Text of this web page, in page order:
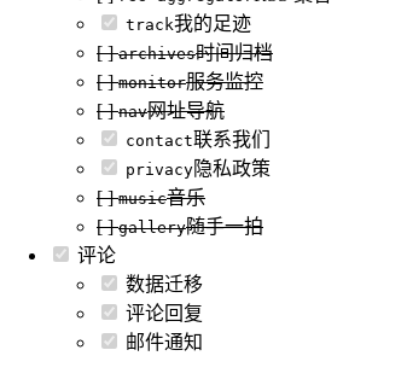
track我的足迹
[ ]archives时间归档
[ ]monitor服务监控
[ ]nav网址导航
contact联系我们
privacy 隐私政策
[ ]music音乐
[ ]gallery随手一拍
评论
数据迁移
评论回复
邮件通知